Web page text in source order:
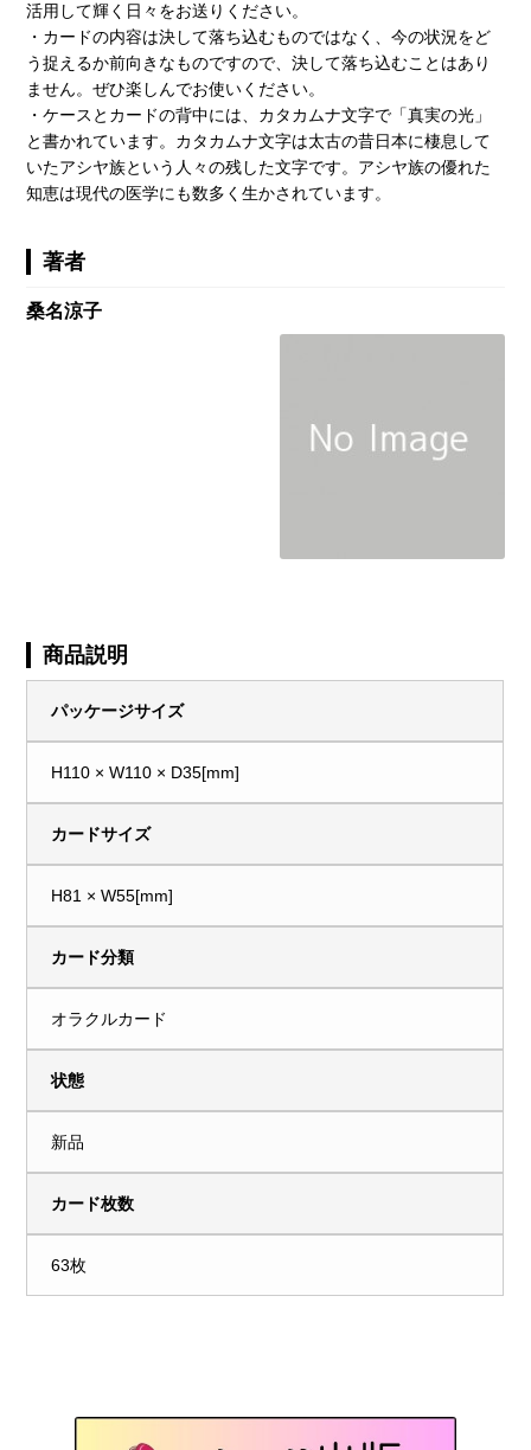
活用して輝く日々をお送りください。
・カードの内容は決して落ち込むものではなく、今の状況をど
う捉えるか前向きなものですので、決して落ち込むことはあり
ません。ぜひ楽しんでお使いください。
・ケースとカードの背中には、カタカムナ文字で「真実の光」
と書かれています。カタカムナ文字は太古の昔日本に棲息して
いたアシヤ族という人々の残した文字です。アシヤ族の優れた
知恵は現代の医学にも数多く生かされています。
著者
桑名涼子
商品説明
パッケージサイズ
H110 × W110 × D35[mm]
カードサイズ
H81 × W55[mm]
カード分類
オラクルカード
状態
新品
カード枚数
63枚